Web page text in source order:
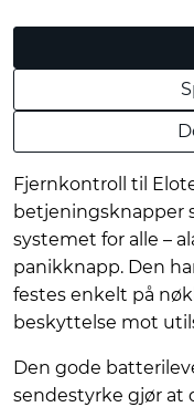
Fjernkontroll til
betjeningsknapper
systemet for alle –
panikknapp. Den
festes enkelt på
beskyttelse mot
Den gode
sendestyrke gjør at